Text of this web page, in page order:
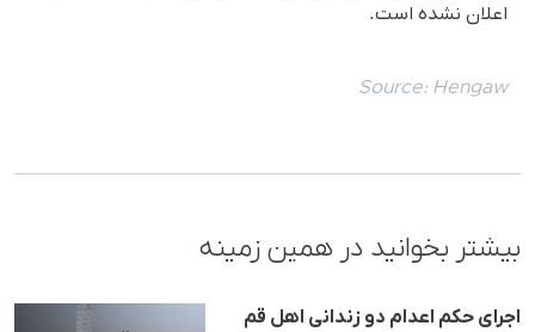
اعلان نشده است.
Source: Hengaw
بیشتر بخوانید در همین زمینه
اجرای حکم اعدام دو زندانی اهل قم